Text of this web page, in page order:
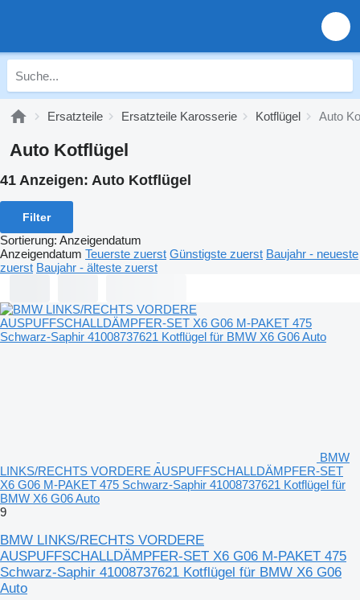
Ersatzteile Ersatzteile Karosserie Kotflügel Auto
Auto Kotflügel
41 Anzeigen: Auto Kotflügel
Filter
Sortierung: Anzeigendatum
Anzeigendatum Teuerste zuerst Günstigste zuerst Baujahr - neueste
zuerst Baujahr - älteste zuerst
BMW
LINKS/RECHTS VORDERE AUSPUFFSCHALLDÄMPFER-SET
X6 G06 M-PAKET 475 Schwarz-Saphir 41008737621 Kotflügel für
BMW X6 G06 Auto
9
BMW LINKS/RECHTS VORDERE
AUSPUFFSCHALLDÄMPFER-SET X6 G06 M-PAKET 475
Schwarz-Saphir 41008737621 Kotflügel für BMW X6 G06
Auto